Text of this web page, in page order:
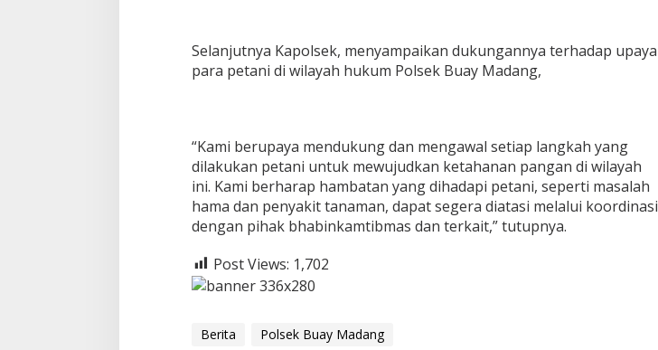
Selanjutnya Kapolsek, menyampaikan dukungannya terhadap upaya
para petani di wilayah hukum Polsek Buay Madang,
“Kami berupaya mendukung dan mengawal setiap langkah yang
dilakukan petani untuk mewujudkan ketahanan pangan di wilayah
ini. Kami berharap hambatan yang dihadapi petani, seperti masalah
hama dan penyakit tanaman, dapat segera diatasi melalui koordinasi
dengan pihak bhabinkamtibmas dan terkait,” tutupnya.
Post Views: 1,702
Berita Polsek Buay Madang